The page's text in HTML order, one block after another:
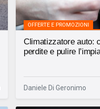
OFFERTE E PROMOZIONI
Climatizzatore auto:
perdite e pulire
Daniele Di Geronimo